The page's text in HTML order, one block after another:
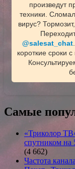
произведут
техники.
вирус?
@salesat_chat
короткие сроки
Самые
«Триколор
спутником на
(4 662)
Частота